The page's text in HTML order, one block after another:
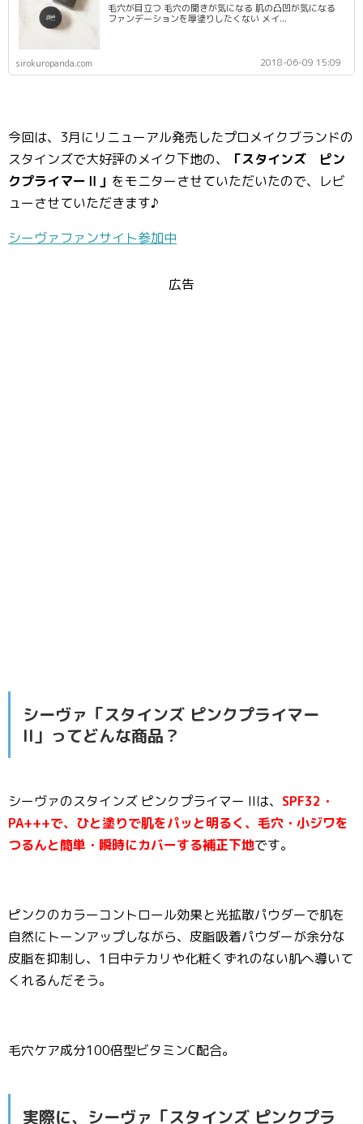
毛穴が目立つ 毛穴の開きが気になる 肌の凸凹が気になる
ファンデーションを厚塗りしたくない メイ...
sirokuropanda.com 2018-06-09 15:09
今回は、3月にリニューアル発売したプロメイクブランドの
スタインズで大好評のメイク下地の、
「スタインズ ピン
クプライマーⅡ」 をモニターさせていただいたので、レビ
ューさせていただきます♪
シーヴァファンサイト参加中
広告
シーヴァ「スタインズ ピンクプライマー
II」ってどんな商品？
シーヴァのスタインズ ピンクプライマー IIは、 SPF32・
PA+++で、ひと塗りで肌をパッと明るく、毛穴・小ジワを
つるんと簡単・瞬時にカバーする補正下地です。
ピンクのカラーコントロール効果と光拡散パウダーで肌を
自然にトーンアップしながら、皮脂吸着パウダーが余分な
皮脂を抑制し、1日中テカリや化粧くずれのない肌へ導いて
くれるんだそう。
毛穴ケア成分100倍型ビタミンC配合。
実際に、シーヴァ「スタインズ ピンクプラ